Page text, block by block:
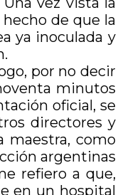
de que la
ya inoculada y
por no decir
minutos
oficial, se
directores y
maestra, como
argentinas
refiero a que,
en un hospital